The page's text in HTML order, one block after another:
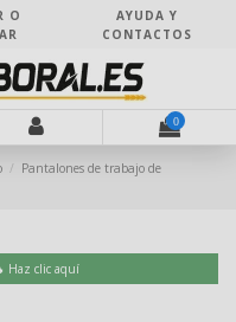
O
AYUDA Y
CONTACTOS
0
Pantalones de trabajo de
Haz clic aquí